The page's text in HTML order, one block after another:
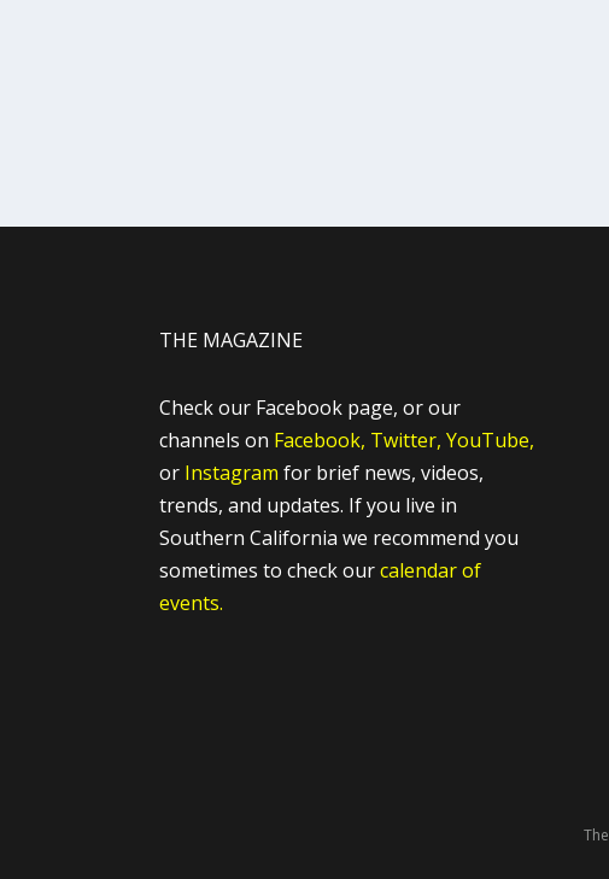
THE MAGAZINE
Check our Facebook page, or our
channels on Facebook, Twitter, YouTube,
or Instagram for brief news, videos,
trends, and updates. If you live in
Southern California we recommend you
sometimes to check ourcalendar of
events.